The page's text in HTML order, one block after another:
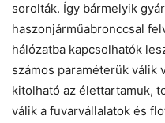
sorolták. Így bármelyik
haszonjárműabronccsal
hálózatba kapcsolhatók
számos paraméterük válik
kitolható az élettartamuk,
válik a fuvarvállalatok és